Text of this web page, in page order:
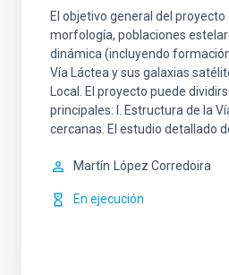
El objetivo general del
morfología, poblaciones
dinámica (incluyendo
Vía Láctea y sus galaxias
Local. El proyecto puede
principales: I. Estructura de la
cercanas. El estudio detallado
Martín López Corredoira
En ejecución